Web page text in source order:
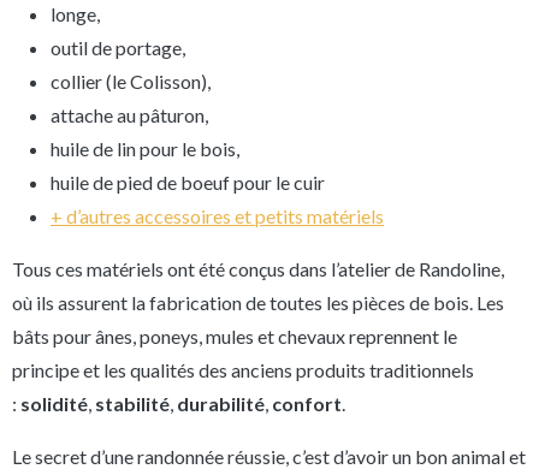
longe,
outil de portage,
collier (le Colisson),
attache au pâturon,
huile de lin pour le bois,
huile de pied de boeuf pour le cuir
+ d’autres accessoires et petits matériels
Tous ces matériels ont été conçus dans l’atelier de Randoline,
où ils assurent la fabrication de toutes les pièces de bois. Les
bâts pour ânes, poneys, mules et chevaux reprennent le
principe et les qualités des anciens produits traditionnels
: solidité, stabilité, durabilité, confort.
Le secret d’une randonnée réussie, c’est d’avoir un bon animal et